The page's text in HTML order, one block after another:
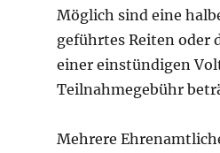
Möglich sind eine
geführtes Reiten oder
einer einstündigen
Teilnahmegebühr
Mehrere